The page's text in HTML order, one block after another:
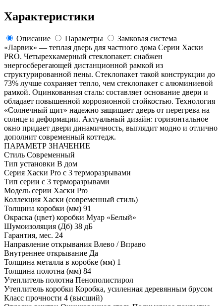
Характеристики
Описание Параметры
Замковая система
«Ларвик» — теплая дверь для частного дома Серии Хаски
PRO. Четырехкамерный стеклопакет: снабжен
энергосберегающей дистанционной рамкой из
структурированной пены. Стеклопакет такой конструкции до
73% лучше сохраняет тепло, чем стеклопакет с алюминиевой
рамкой. Оцинкованная сталь: составляет основание двери и
обладает повышенной коррозионной стойкостью. Технология
«Солнечный щит» надежно защищает дверь от перегрева на
солнце и деформации. Актуальный дизайн: горизонтальное
окно придает двери динамичность, выглядит модно и отлично
дополнит современный коттедж.
ПАРАМЕТР ЗНАЧЕНИЕ
Стиль Современный
Тип установки В дом
Серия Хаски Pro с 3 терморазрывами
Тип серии с 3 терморазрывами
Модель серии Хаски Pro
Коллекция Хаски (современный стиль)
Толщина коробки (мм) 91
Окраска (цвет) коробки Муар «Белый»
Шумоизоляция (Дб) 38 дБ
Гарантия, мес. 24
Направление открывания Влево / Вправо
Внутреннее открывание Да
Толщина металла в коробке (мм) 1
Толщина полотна (мм) 84
Утеплитель полотна Пенополистирол
Утеплитель коробки Коробка, усиленная деревянным брусом
Класс прочности 4 (высший)